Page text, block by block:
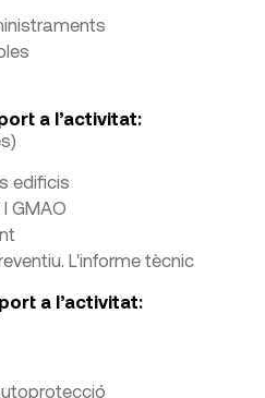
a l’activitat:
edificis
GMAO
L'informe tècnic
a l’activitat: